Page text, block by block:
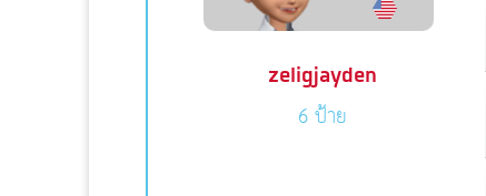
zeligjayden
6 ป้าย